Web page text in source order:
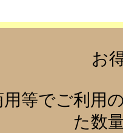
お
用等でご利用
た数